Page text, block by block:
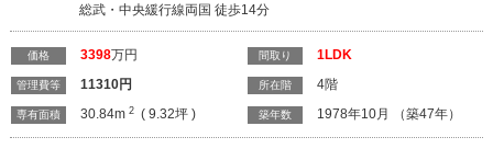
総武・中央緩行線両国 徒歩14分
価格 3398万円
管理費等 11310円
専有面積 30.84m2 ( 9.32坪 )
間取り 1LDK
所在階 4階
築年数 1978年10月 （築47年）